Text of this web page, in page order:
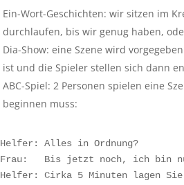
Ein-Wort-Geschichten: wir sitzen im
durchlaufen, bis wir genug haben,
Dia-Show: eine Szene wird
ist und die Spieler stellen sich dann
ABC-Spiel: 2 Personen spielen eine
beginnen muss:
Helfer: Alles in Ordnung?
Frau:   Bis jetzt noch, ich bin nur
Helfer: Cirka 5 Minuten lagen